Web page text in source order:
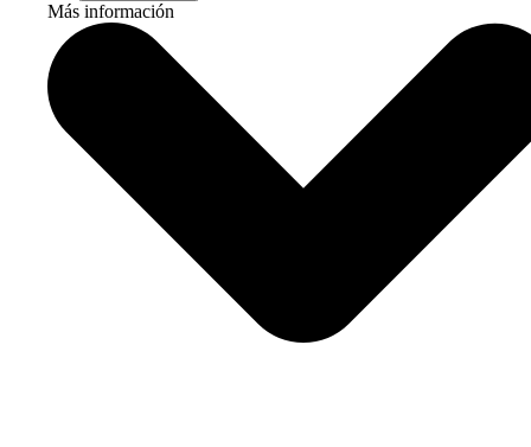
Más información